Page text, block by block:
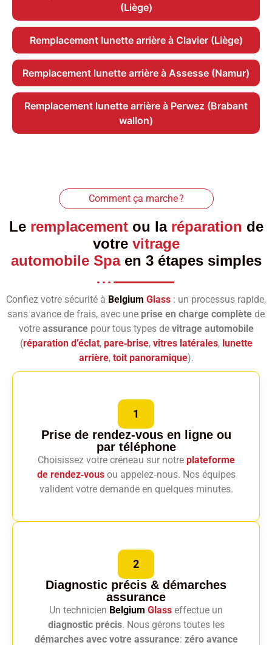
(Liège)
Remplacement lunette arrière à Clavier (Liège)
Remplacement lunette arrière à Assesse (Namur)
Remplacement lunette arrière à Perwez (Brabant
wallon)
Comment ça marche ?
Le remplacementou la réparation de
votre vitrage
automobile Spaen 3 étapes simples
Confiez votre sécurité à Belgium Glass : un processus rapide,
sans avance de frais, avec une prise en charge complète de
votre assurancepour tous types de vitrage automobile
(réparation d’éclat, pare‑brise, vitres latérales, lunette
arrière, toit panoramique).
1
Prise de rendez-vous en ligne ou
par téléphone
Choisissez votre créneau sur notre plateforme
de rendez‑vousou appelez‑nous. Nos équipes
valident votre demande en quelques minutes.
2
Diagnostic précis & démarches
assurance
Un technicien Belgium Glass effectue un
diagnostic précis. Nous gérons toutes les
démarches avec votre assurance: zéro avance